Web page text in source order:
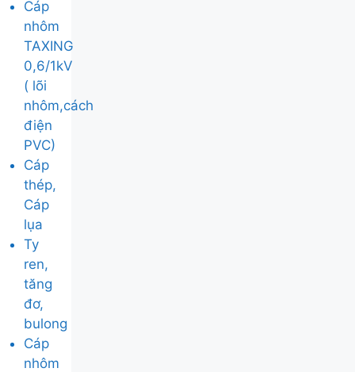
Cáp
nhôm
TAXING
0,6/1kV
( lõi
nhôm,cách
điện
PVC)
Cáp
thép,
Cáp
lụa
Ty
ren,
tăng
đơ,
bulong
Cáp
nhôm